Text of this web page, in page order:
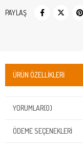
PAYLAŞ
ÜRÜN ÖZELLIKLERI
YORUMLAR(0)
ÖDEME SEÇENEKLERI